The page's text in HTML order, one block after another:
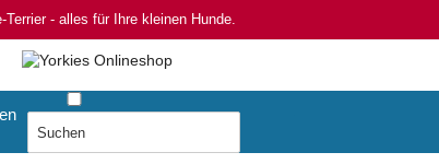
Terrier - alles für Ihre kleinen Hunde.